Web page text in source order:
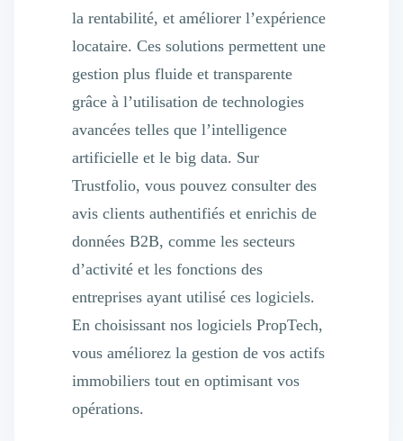
la rentabilité, et améliorer l’expérience
locataire. Ces solutions permettent une
gestion plus fluide et transparente
grâce à l’utilisation de technologies
avancées telles que l’intelligence
artificielle et le big data. Sur
Trustfolio, vous pouvez consulter des
avis clients authentifiés et enrichis de
données B2B, comme les secteurs
d’activité et les fonctions des
entreprises ayant utilisé ces logiciels.
En choisissant nos logiciels PropTech,
vous améliorez la gestion de vos actifs
immobiliers tout en optimisant vos
opérations.